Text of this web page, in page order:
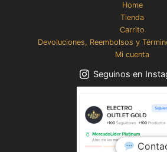
Home
Tienda
Carrito
Devoluciones, Reembolsos y
Mi cuenta
Seguinos en